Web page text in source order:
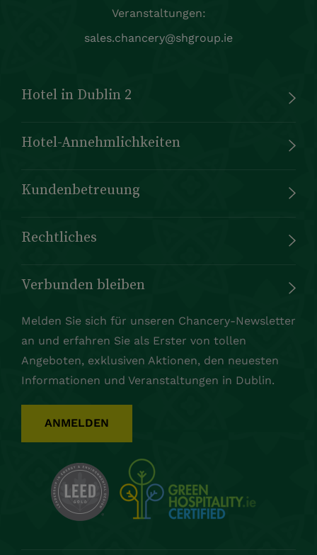
Veranstaltungen:
sales.chancery@shgroup.ie
Hotel in Dublin 2
Hotel-Annehmlichkeiten
Kundenbetreuung
Rechtliches
Verbunden bleiben
Melden Sie sich für unseren Chancery-Newsletter
an und erfahren Sie als Erster von tollen
Angeboten, exklusiven Aktionen, den neuesten
Informationen und Veranstaltungen in Dublin.
ANMELDEN